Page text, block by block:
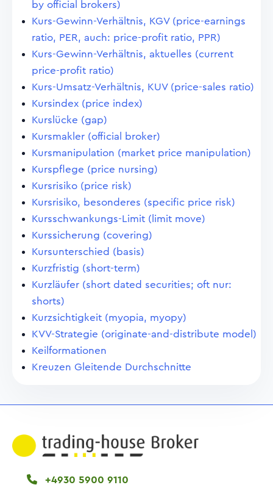
by official brokers)
Kurs-Gewinn-Verhältnis, KGV (price-earnings
ratio, PER, auch: price-profit ratio, PPR)
Kurs-Gewinn-Verhältnis, aktuelles (current
price-profit ratio)
Kurs-Umsatz-Verhältnis, KUV (price-sales ratio)
Kursindex (price index)
Kurslücke (gap)
Kursmakler (official broker)
Kursmanipulation (market price manipulation)
Kurspflege (price nursing)
Kursrisiko (price risk)
Kursrisiko, besonderes (specific price risk)
Kursschwankungs-Limit (limit move)
Kurssicherung (covering)
Kursunterschied (basis)
Kurzfristig (short-term)
Kurzläufer (short dated securities; oft nur:
shorts)
Kurzsichtigkeit (myopia, myopy)
KVV-Strategie (originate-and-distribute model)
Keilformationen
Kreuzen Gleitende Durchschnitte
+4930 5900 9110